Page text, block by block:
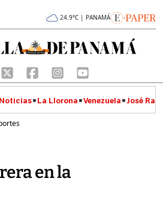
24.9°C | PANAMÁ
La Llorona Venezuela José
en la